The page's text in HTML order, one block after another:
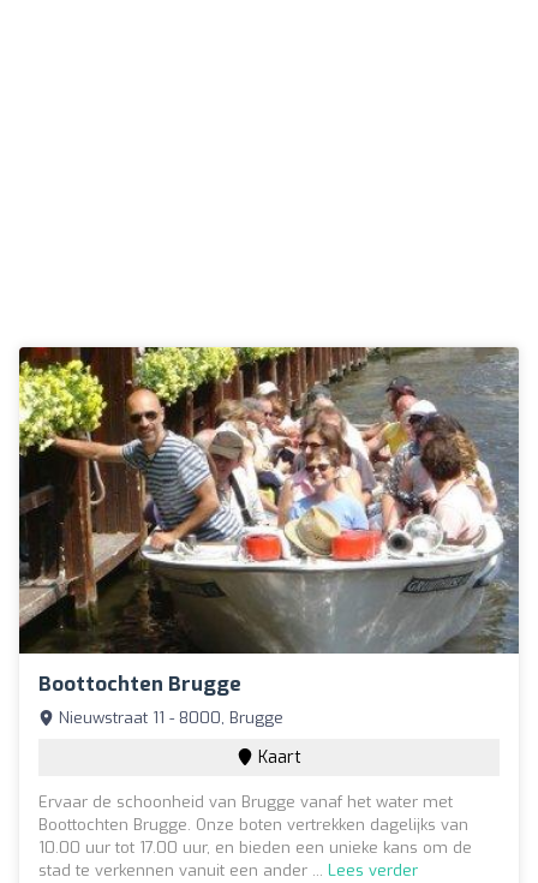
Boottochten Brugge
Nieuwstraat 11 - 8000, Brugge
Kaart
Ervaar de schoonheid van Brugge vanaf het water met
Boottochten Brugge. Onze boten vertrekken dagelijks van
10.00 uur tot 17.00 uur, en bieden een unieke kans om de
stad te verkennen vanuit een ander ... Lees verder